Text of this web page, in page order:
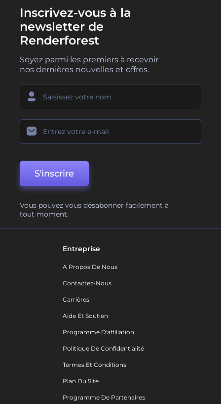
Inscrivez-vous à la
newsletter de
Renderforest
Soyez parmi les premiers à recevoir
nos dernières nouvelles et offres.
S'inscrire
Vous pouvez vous désabonner facilement à
tout moment.
Entreprise
A Propos De Nous
Contactez-Nous
Carrières
Aide Et Soutien
Programme D'affiliation
Politique De Confidentialité
Termes Et Conditions
Plan Du Site
Programme De Partenaires